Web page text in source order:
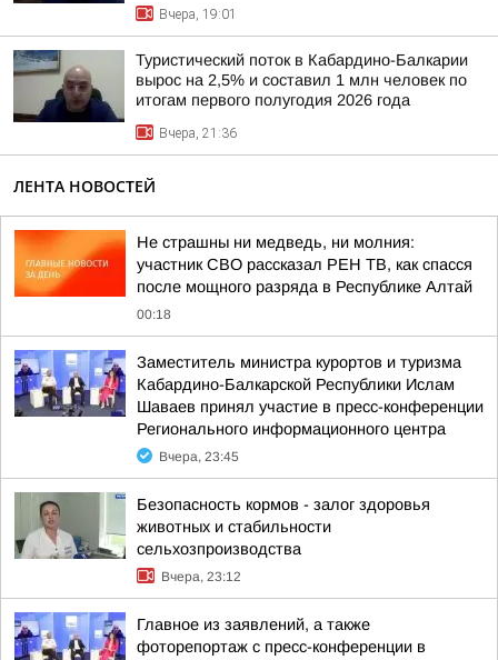
Вчера, 19:01
Туристический поток в Кабардино-Балкарии
вырос на 2,5% и составил 1 млн человек по
итогам первого полугодия 2026 года
Вчера, 21:36
ЛЕНТА НОВОСТЕЙ
Не страшны ни медведь, ни молния:
участник СВО рассказал РЕН ТВ, как спасся
после мощного разряда в Республике Алтай
00:18
Заместитель министра курортов и туризма
Кабардино-Балкарской Республики Ислам
Шаваев принял участие в пресс-конференции
Регионального информационного центра
Вчера, 23:45
Безопасность кормов - залог здоровья
животных и стабильности
сельхозпроизводства
Вчера, 23:12
Главное из заявлений, а также
фоторепортаж с пресс-конференции в